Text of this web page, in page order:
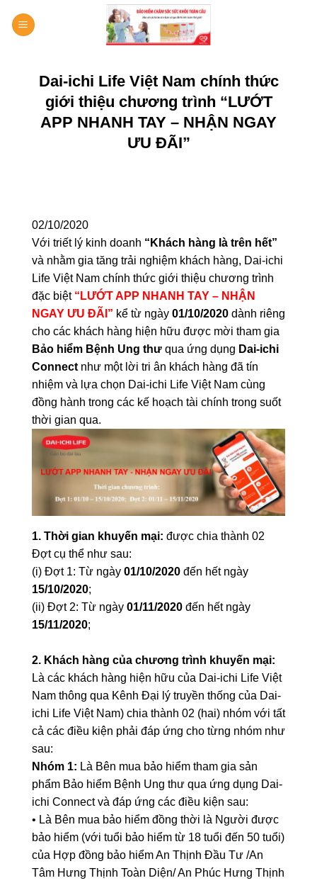
qua
Dai-ichi Life Việt Nam chính thức
giới thiệu chương trình “LƯỚT
APP NHANH TAY – NHẬN NGAY
ƯU ĐÃI”
02/10/2020
Với triết lý kinh doanh “Khách hàng là trên hết”
và nhằm gia tăng trải nghiệm khách hàng, Dai-ichi
Life Việt Nam chính thức giới thiệu chương trình
đặc biệt “LƯỚT APP NHANH TAY – NHẬN
NGAY ƯU ĐÃI” kể từ ngày 01/10/2020 dành riêng
cho các khách hàng hiện hữu được mời tham gia
Bảo hiểm Bệnh Ung thư qua ứng dụng Dai-ichi
Connect như một lời tri ân khách hàng đã tín
nhiệm và lựa chọn Dai-ichi Life Việt Nam cùng
đồng hành trong các kế hoạch tài chính trong suốt
thời gian qua.
1. Thời gian khuyến mại: được chia thành 02
Đợt cụ thể như sau:
(i) Đợt 1: Từ ngày 01/10/2020 đến hết ngày
15/10/2020;
(ii) Đợt 2: Từ ngày 01/11/2020 đến hết ngày
15/11/2020;
2. Khách hàng của chương trình khuyến mại:
Là các khách hàng hiện hữu của Dai-ichi Life Việt
Nam thông qua Kênh Đại lý truyền thống của Dai-
ichi Life Việt Nam) chia thành 02 (hai) nhóm với tất
cả các điều kiện phải đáp ứng cho từng nhóm như
sau:
Nhóm 1: Là Bên mua bảo hiểm tham gia sản
phẩm Bảo hiểm Bệnh Ung thư qua ứng dụng Dai-
ichi Connect và đáp ứng các điều kiện sau:
• Là Bên mua bảo hiểm đồng thời là Người được
bảo hiểm (với tuổi bảo hiểm từ 18 tuổi đến 50 tuổi)
của Hợp đồng bảo hiểm An Thịnh Đầu Tư /An
Tâm Hưng Thịnh Toàn Diện/ An Phúc Hưng Thịnh